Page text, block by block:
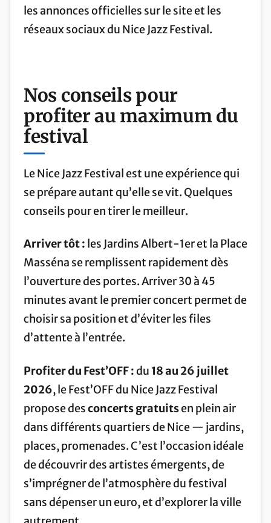
les annonces officielles sur le site et les
réseaux sociaux du Nice Jazz Festival.
Nos conseils pour
profiter au maximum du
festival
Le Nice Jazz Festival est une expérience qui
se prépare autant qu’elle se vit. Quelques
conseils pour en tirer le meilleur.
Arriver tôt : les Jardins Albert-1er et la Place
Masséna se remplissent rapidement dès
l’ouverture des portes. Arriver 30 à 45
minutes avant le premier concert permet de
choisir sa position et d’éviter les files
d’attente à l’entrée.
Profiter du Fest’OFF :du 18 au 26 juillet
2026, le Fest’OFF du Nice Jazz Festival
propose desconcerts gratuitsen plein air
dans différents quartiers de Nice — jardins,
places, promenades. C’est l’occasion idéale
de découvrir des artistes émergents, de
s’imprégner de l’atmosphère du festival
sans dépenser un euro, et d’explorer la ville